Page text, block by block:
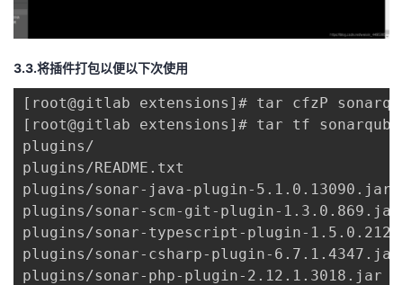
3.3.将插件打包以便以下次使用
[root@gitlab extensions]# tar cfzP
[root@gitlab extensions]# tar tf
plugins/
plugins/README.txt
plugins/sonar-java-plugin-5.1.0.13090.jar
plugins/sonar-scm-git-plugin-1.3.0.869.jar
plugins/sonar-typescript-plugin-
plugins/sonar-csharp-plugin-6.7.1.4347.jar
plugins/sonar-php-plugin-2.12.1.3018.jar